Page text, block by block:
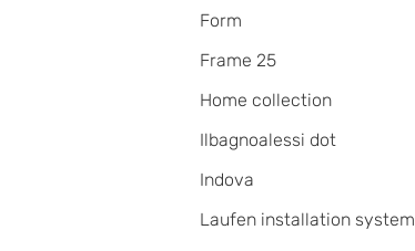
Form
Frame 25
Home collection
Ilbagnoalessi dot
Indova
Laufen installation system